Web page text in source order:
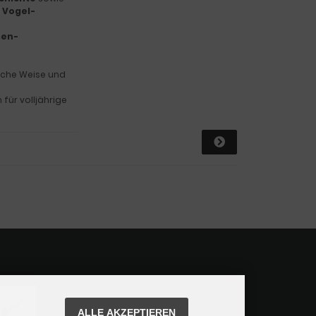
Vogel-
Weise und
für volljährige
ALLE AKZEPTIEREN